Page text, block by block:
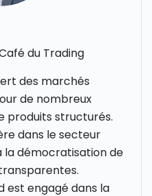
du Trading
des marchés
de nombreux
produits structurés.
dans le secteur
la démocratisation de
est engagé dans la